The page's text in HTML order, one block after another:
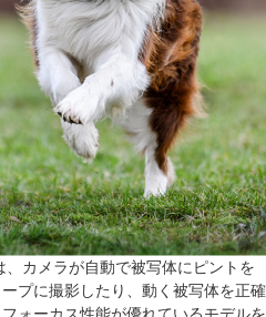
、カメラが自動で被写体にピントを
プに撮影したり、動く被写体を正確